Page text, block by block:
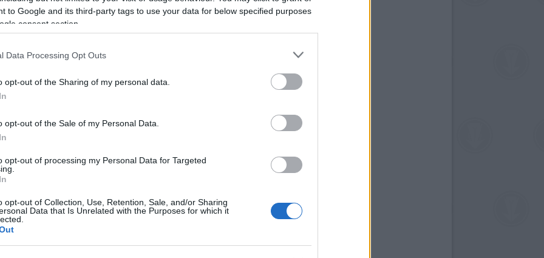
to Google and its third-party tags to use your data for below specified purposes
consent section.
Data Processing Opt Outs
opt-out of the Sharing of my personal data.
opt-out of the Sale of my Personal Data.
opt-out of processing my Personal Data for Targeted
opt-out of Collection, Use, Retention, Sale, and/or Sharing
Data that Is Unrelated with the Purposes for which it
petrozsényi Ion D. Sîrbu Színház Bernarda Alba
díját pedig Vioara Bara kapta meg
a két legjobbnak ítélt rövid dráma szerzőjét is